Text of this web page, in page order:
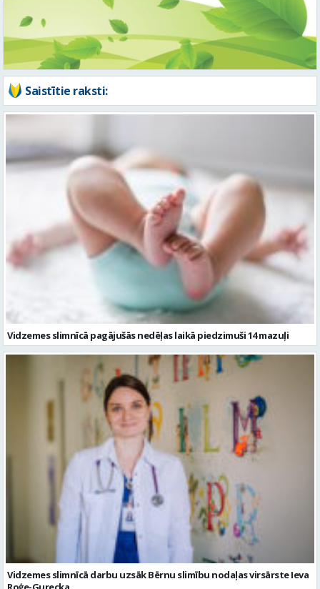
Saistītie raksti:
Vidzemes slimnīcā pagājušās nedēļas laikā piedzimuši 14 mazuļi
Vidzemes slimnīcā darbu uzsāk Bērnu slimību nodaļas virsārste Ieva